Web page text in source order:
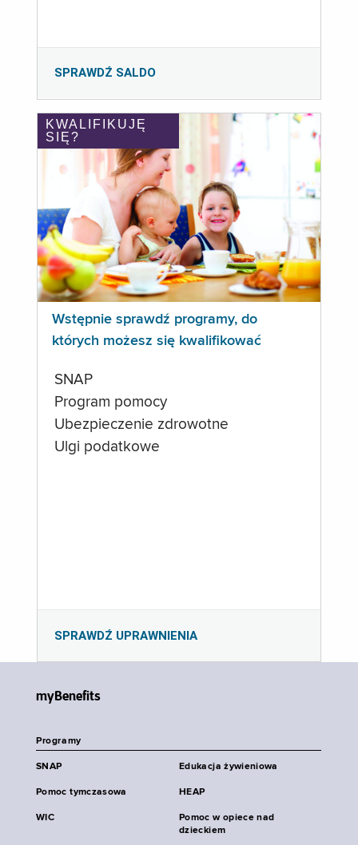
SPRAWDŹ SALDO
KWALIFIKUJĘ
SIĘ?
Wstępnie sprawdź programy, do
których możesz się kwalifikować
SNAP
Program pomocy
Ubezpieczenie zdrowotne
Ulgi podatkowe
SPRAWDŹ UPRAWNIENIA
myBenefits
Programy
SNAP Edukacja żywieniowa
Pomoc tymczasowa HEAP
WIC
Pomoc w opiece nad
dzieckiem